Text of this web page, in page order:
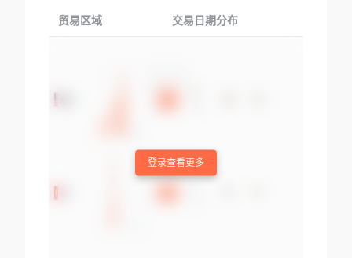
贸易区域 交易日期分布
登录查看更多